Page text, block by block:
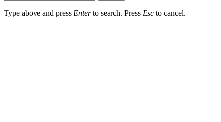
Type above and press Enterto search. Press Esc to cancel.